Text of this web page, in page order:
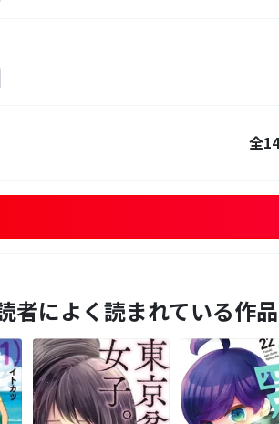
全
者によく読まれている作品